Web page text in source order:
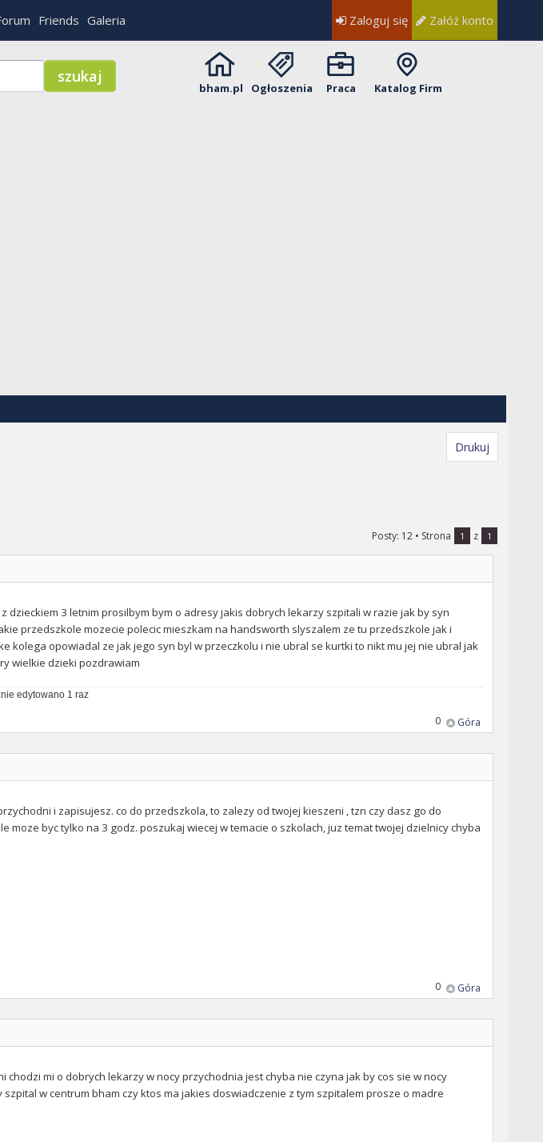
Friends Galeria Zaloguj się Załóż konto
bham.pl Ogłoszenia Praca Katalog Firm
Drukuj
Posty: 12 • Strona 1 z 1
dzieckiem 3 letnim prosilbym bym o adresy jakis dobrych lekarzy szpitali w razie jak by syn
przedszkole mozecie polecic mieszkam na handsworth slyszalem ze tu przedszkole jak i
kolega opowiadal ze jak jego syn byl w przeczkolu i nie ubral se kurtki to nikt mu jej nie ubral jak
wielkie dzieki pozdrawiam
edytowano 1 raz
Góra
0
i zapisujesz. co do przedszkola, to zalezy od twojej kieszeni , tzn czy dasz go do
moze byc tylko na 3 godz. poszukaj wiecej w temacie o szkolach, juz temat twojej dzielnicy chyba
Góra
0
mi o dobrych lekarzy w nocy przychodnia jest chyba nie czyna jak by cos sie w nocy
w centrum bham czy ktos ma jakies doswiadczenie z tym szpitalem prosze o madre